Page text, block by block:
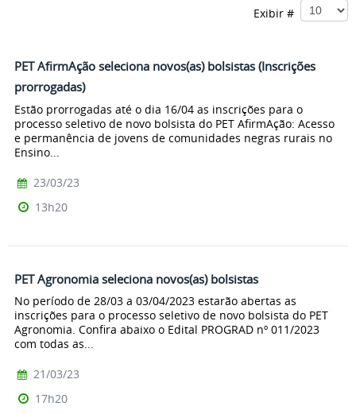
Exibir #
PET AfirmAção seleciona novos(as) bolsistas (Inscrições
prorrogadas)
Estão prorrogadas até o dia 16/04 as inscrições para o
processo seletivo de novo bolsista do PET AfirmAção: Acesso
e permanência de jovens de comunidades negras rurais no
Ensino...
23/03/23
13h20
PET Agronomia seleciona novos(as) bolsistas
No período de 28/03 a 03/04/2023 estarão abertas as
inscrições para o processo seletivo de novo bolsista do PET
Agronomia. Confira abaixo o Edital PROGRAD nº 011/2023
com todas as...
21/03/23
17h20